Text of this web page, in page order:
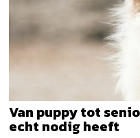
Van puppy tot
echt nodig heeft